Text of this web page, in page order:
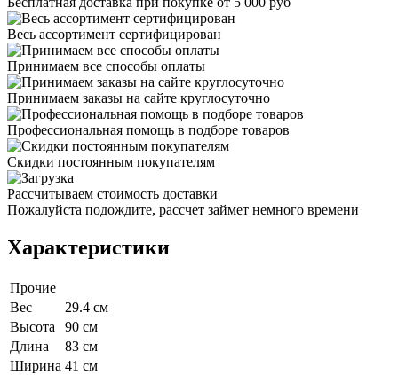
Весь ассортимент сертифицирован
Принимаем все способы оплаты
Принимаем заказы на сайте круглосуточно
Профессиональная помощь в подборе товаров
Скидки постоянным покупателям
Рассчитываем стоимость доставки
Пожалуйста подождите, рассчет займет немного времени
Характеристики
Прочие
Вес
29.4 см
Высота
90 см
Длина
83 см
Ширина 41 см